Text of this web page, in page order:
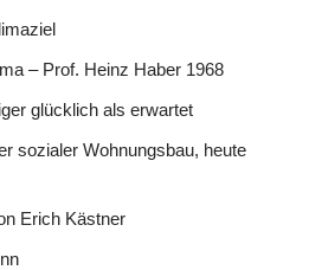
– Prof. Heinz Haber 1968
glücklich als erwartet
sozialer Wohnungsbau, heute
Erich Kästner